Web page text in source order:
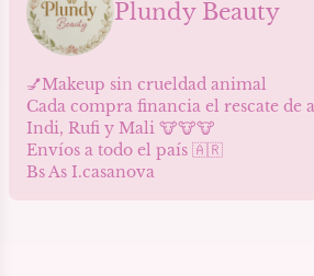
Plundy Beauty
💅Makeup sin crueldad animal
Cada compra financia el rescate de
Indi, Rufi y Mali 🐮🐮🐮
Envíos a todo el país 🇦🇷
Bs As I.casanova